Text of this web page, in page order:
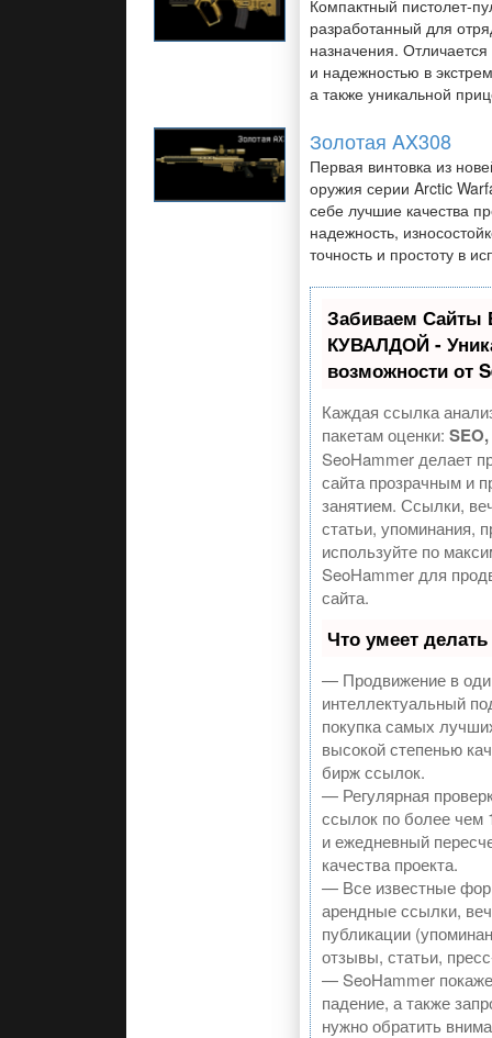
Компактный пистолет-
разработанный для
назначения.
и надежностью в
а также уникальной
Золотая AX308
Первая винтовка из
оружия серии Arctic
себе лучшие качества
надежность,
точность и простоту в
Забиваем Сайты
КУВАЛДОЙ -
возможности от
Каждая ссылка
пакетам оценки:
SeoHammer делает
сайта прозрачным и
занятием. Ссылки,
статьи, упоминания,
используйте по
SeoHammer для
сайта.
Что умеет
— Продвижение в
интеллектуальный
покупка самых
высокой степенью
бирж ссылок.
— Регулярная
ссылок по более чем
и ежедневный
качества проекта.
— Все известные
арендные ссылки,
публикации
отзывы, статьи,
— SeoHammer
падение, а также
нужно обратить